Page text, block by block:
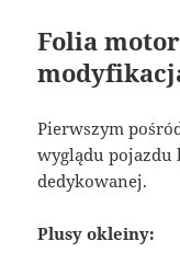
Folia
Pierwszym
wyglądu pojazdu
dedykowanej.
Plusy okleiny: